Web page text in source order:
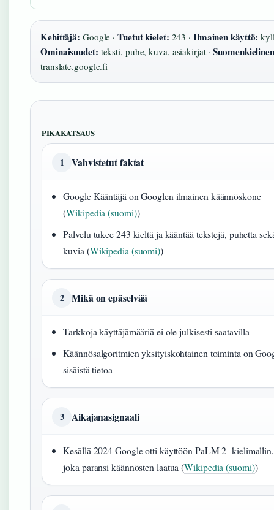
Kehittäjä: Google · Tuetut kielet: 243 · Ilmainen käyttö:
Ominaisuudet: teksti, puhe, kuva, asiakirjat ·
translate.google.fi
PIKAKATSAUS
1 Vahvistetut faktat
Google Kääntäjä on Googlen ilmainen käännöskone
(Wikipedia (suomi))
Palvelu tukee 243 kieltä ja kääntää tekstejä, puhetta
kuvia (Wikipedia (suomi))
2 Mikä on epäselvää
Tarkkoja käyttäjämääriä ei ole julkisesti saatavilla
Käännösalgoritmien yksityiskohtainen toiminta on
sisäistä tietoa
3 Aikajanasignaali
Kesällä 2024 Google otti käyttöön PaLM 2 -kielimallin,
joka paransi käännösten laatua (Wikipedia (suomi))